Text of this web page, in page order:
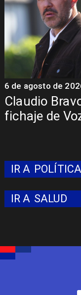
Claudio
fichaje de
6 de agosto de
IR A POLÍTICA
IR A SALUD